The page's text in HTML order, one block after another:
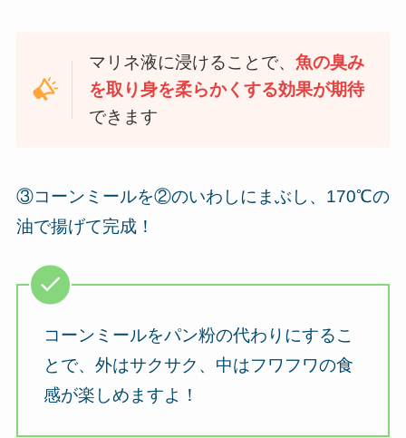
マリネ液に浸けることで、 魚の臭み
を取り身を柔らかくする効果が期待
できます
③コーンミールを②のいわしにまぶし、170℃の
油で揚げて完成！
コーンミールをパン粉の代わりにするこ
とで、外はサクサク、中はフワフワの食
感が楽しめますよ！